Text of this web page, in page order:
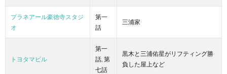
プラネアール豪徳寺スタジ
オ
第一
話
三浦家
トヨタマビル
第一
話, 第
七話
黒木と三浦佑星がリフティング勝
負した屋上など